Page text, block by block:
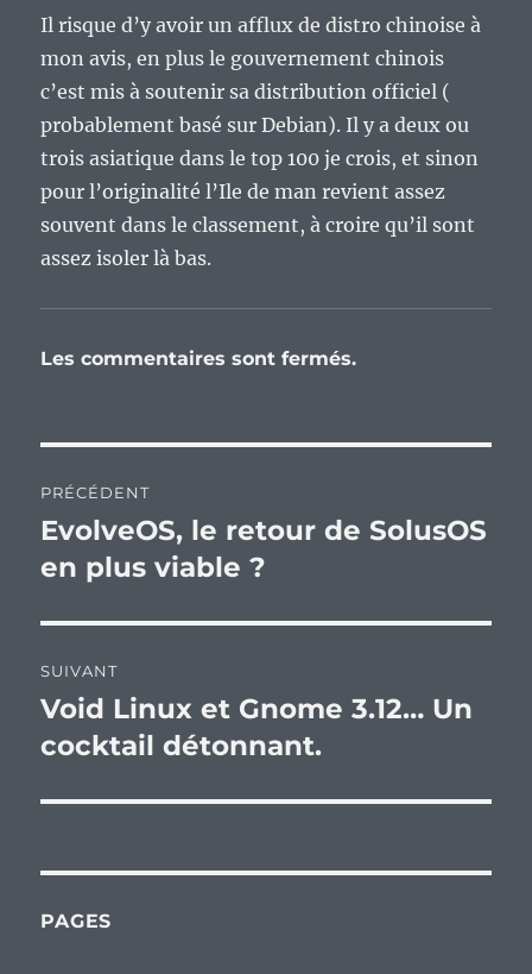
Il risque d’y avoir un afflux de distro chinoise à
mon avis, en plus le gouvernement chinois
c’est mis à soutenir sa distribution officiel (
probablement basé sur Debian). Il y a deux ou
trois asiatique dans le top 100 je crois, et sinon
pour l’originalité l’Ile de man revient assez
souvent dans le classement, à croire qu’il sont
assez isoler là bas.
Les commentaires sont fermés.
de
l’article
PRÉCÉDENT
Publication
précédente :
EvolveOS, le retour de SolusOS
en plus viable ?
SUIVANT
Publication
suivante :
Void Linux et Gnome 3.12… Un
cocktail détonnant.
PAGES